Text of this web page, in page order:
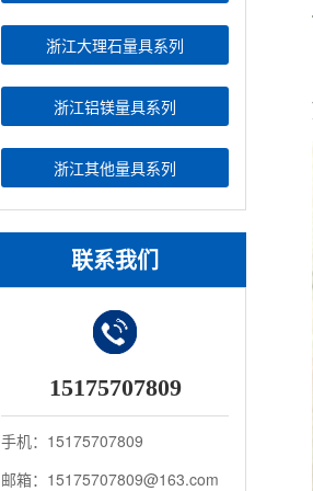
浙江大理石量具系列
浙江铝镁量具系列
浙江其他量具系列
联系我们
15175707809
手机：15175707809
邮箱：15175707809@163.com